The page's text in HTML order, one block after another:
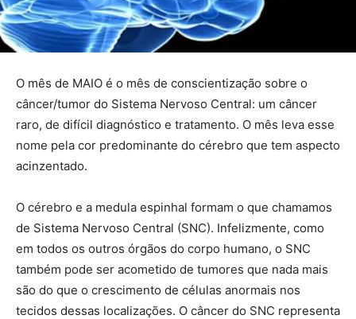
O mês de MAIO é o mês de conscientização sobre o
câncer/tumor do Sistema Nervoso Central: um câncer
raro, de difícil diagnóstico e tratamento. O mês leva esse
nome pela cor predominante do cérebro que tem aspecto
acinzentado.
O cérebro e a medula espinhal formam o que chamamos
de Sistema Nervoso Central (SNC). Infelizmente, como
em todos os outros órgãos do corpo humano, o SNC
também pode ser acometido de tumores que nada mais
são do que o crescimento de células anormais nos
tecidos dessas localizações. O câncer do SNC representa